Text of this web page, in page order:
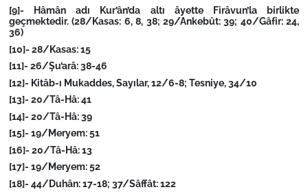
[9]- Hâmân adı Kur’ân’da altı âyette Firâvun’la birlikte
geçmektedir. (28/Kasas: 6, 8, 38; 29/Ankebût: 39; 40/Gâfir: 24,
36)
[10]- 28/Kasas: 15
[11]- 26/Şu’arâ: 38-46
[12]- Kitâb-ı Mukaddes, Sayılar, 12/6-8; Tesniye, 34/10
[13]- 20/Tâ-Hâ: 41
[14]- 20/Tâ-Hâ: 39
[15]- 19/Meryem: 51
[16]- 20/Tâ-Hâ: 13
[17]- 19/Meryem: 52
[18]- 44/Duhân: 17-18; 37/Sâffât: 122